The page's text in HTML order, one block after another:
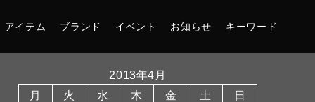
アイテム ブランド イベント お知らせ キーワード
2013年4月
月
火 水 木 金 土
日